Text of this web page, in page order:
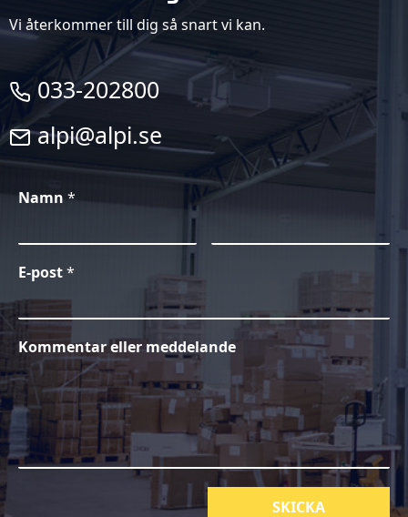
Vi återkommer till dig så snart vi kan.
033-202800
alpi@alpi.se
Namn *
E-post*
Kommentar eller meddelande
SKICKA